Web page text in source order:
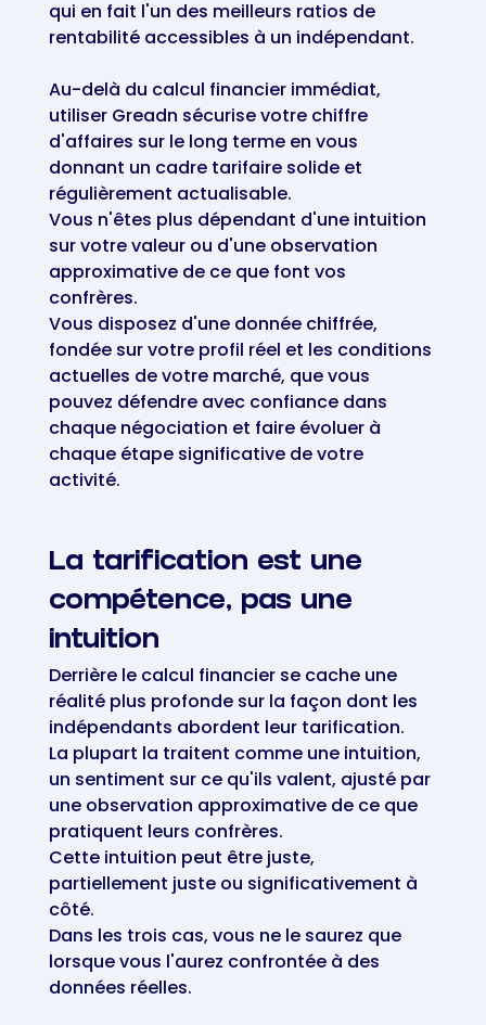
qui en fait l'un des meilleurs ratios de
rentabilité accessibles à un indépendant.
Au-delà du calcul financier immédiat,
utiliser Greadn sécurise votre chiffre
d'affaires sur le long terme en vous
donnant un cadre tarifaire solide et
régulièrement actualisable.
Vous n'êtes plus dépendant d'une intuition
sur votre valeur ou d'une observation
approximative de ce que font vos
confrères.
Vous disposez d'une donnée chiffrée,
fondée sur votre profil réel et les conditions
actuelles de votre marché, que vous
pouvez défendre avec confiance dans
chaque négociation et faire évoluer à
chaque étape significative de votre
activité.
La tarification est une
compétence, pas une
intuition
Derrière le calcul financier se cache une
réalité plus profonde sur la façon dont les
indépendants abordent leur tarification.
La plupart la traitent comme une intuition,
un sentiment sur ce qu'ils valent, ajusté par
une observation approximative de ce que
pratiquent leurs confrères.
Cette intuition peut être juste,
partiellement juste ou significativement à
côté.
Dans les trois cas, vous ne le saurez que
lorsque vous l'aurez confrontée à des
données réelles.